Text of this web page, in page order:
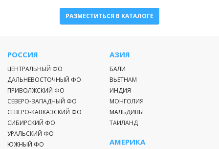
РАЗМЕСТИТЬСЯ В КАТАЛОГЕ
РОССИЯ
ЦЕНТРАЛЬНЫЙ ФО
ДАЛЬНЕВОСТОЧНЫЙ ФО
ПРИВОЛЖСКИЙ ФО
СЕВЕРО-ЗАПАДНЫЙ ФО
СЕВЕРО-КАВКАЗСКИЙ ФО
СИБИРСКИЙ ФО
УРАЛЬСКИЙ ФО
ЮЖНЫЙ ФО
АЗИЯ
БАЛИ
ВЬЕТНАМ
ИНДИЯ
МОНГОЛИЯ
МАЛЬДИВЫ
ТАИЛАНД
АМЕРИКА